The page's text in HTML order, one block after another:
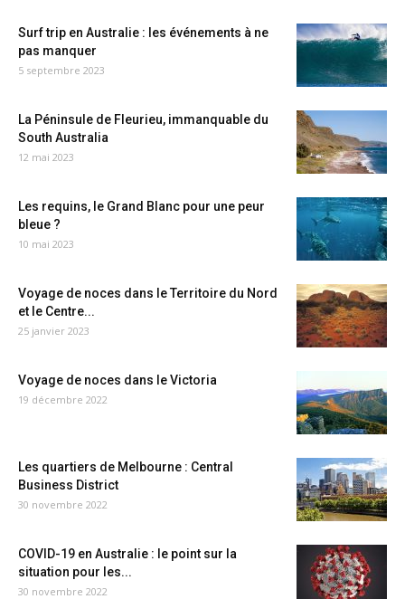
Surf trip en Australie : les événements à ne
pas manquer
5 septembre 2023
La Péninsule de Fleurieu, immanquable du
South Australia
12 mai 2023
Les requins, le Grand Blanc pour une peur
bleue ?
10 mai 2023
Voyage de noces dans le Territoire du Nord
et le Centre...
25 janvier 2023
Voyage de noces dans le Victoria
19 décembre 2022
Les quartiers de Melbourne : Central
Business District
30 novembre 2022
COVID-19 en Australie : le point sur la
situation pour les...
30 novembre 2022